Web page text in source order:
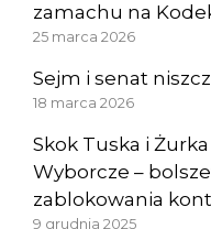
zamachu na
25 marca 2026
Sejm i senat
18 marca 2026
Skok Tuska i
Wyborcze –
zablokowania
9 grudnia 2025